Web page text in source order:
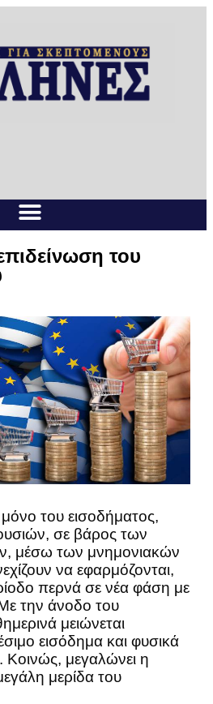
του
του εισοδήματος,
σε βάρος των
μέσω των μνημονιακών
να εφαρμόζονται,
περνά σε νέα φάση με
την άνοδο του
μειώνεται
εισόδημα και φυσικά
Κοινώς, μεγαλώνει η
μερίδα του